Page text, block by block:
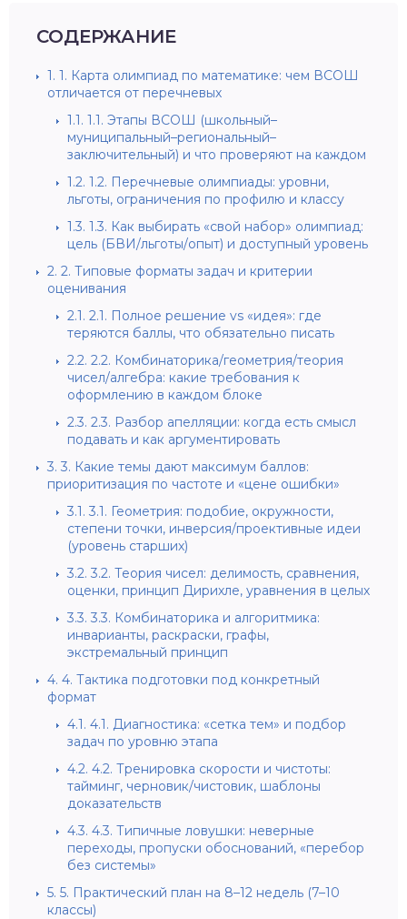
СОДЕРЖАНИЕ
1. 1. Карта олимпиад по математике: чем ВСОШ
отличается от перечневых
1.1. 1.1. Этапы ВСОШ (школьный–
муниципальный–региональный–
заключительный) и что проверяют на каждом
1.2. 1.2. Перечневые олимпиады: уровни,
льготы, ограничения по профилю и классу
1.3. 1.3. Как выбирать «свой набор» олимпиад:
цель (БВИ/льготы/опыт) и доступный уровень
2. 2. Типовые форматы задач и критерии
оценивания
2.1. 2.1. Полное решение vs «идея»: где
теряются баллы, что обязательно писать
2.2. 2.2. Комбинаторика/геометрия/теория
чисел/алгебра: какие требования к
оформлению в каждом блоке
2.3. 2.3. Разбор апелляции: когда есть смысл
подавать и как аргументировать
3. 3. Какие темы дают максимум баллов:
приоритизация по частоте и «цене ошибки»
3.1. 3.1. Геометрия: подобие, окружности,
степени точки, инверсия/проективные идеи
(уровень старших)
3.2. 3.2. Теория чисел: делимость, сравнения,
оценки, принцип Дирихле, уравнения в целых
3.3. 3.3. Комбинаторика и алгоритмика:
инварианты, раскраски, графы,
экстремальный принцип
4. 4. Тактика подготовки под конкретный
формат
4.1. 4.1. Диагностика: «сетка тем» и подбор
задач по уровню этапа
4.2. 4.2. Тренировка скорости и чистоты:
тайминг, черновик/чистовик, шаблоны
доказательств
4.3. 4.3. Типичные ловушки: неверные
переходы, пропуски обоснований, «перебор
без системы»
5. 5. Практический план на 8–12 недель (7–10
классы)